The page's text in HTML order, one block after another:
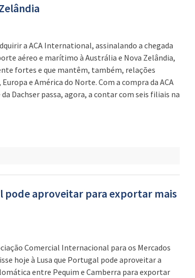
a ACA International, assinalando a chegada
aéreo e marítimo à Austrália e Nova Zelândia,
fortes e que mantêm, também, relações
e América do Norte. Com a compra da ACA
Dachser passa, agora, a contar com seis filiais na
pode aproveitar para exportar mais
Comercial Internacional para os Mercados
hoje à Lusa que Portugal pode aproveitar a
entre Pequim e Camberra para exportar